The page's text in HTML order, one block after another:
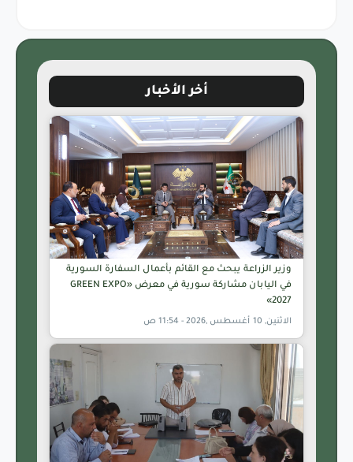
أخر الأخبار
وزير الزراعة يبحث مع القائم بأعمال السفارة السورية
في اليابان مشاركة سورية في معرض «GREEN EXPO
2027»
الاثنين, 10 أغسطس ,2026 - 11:54 ص